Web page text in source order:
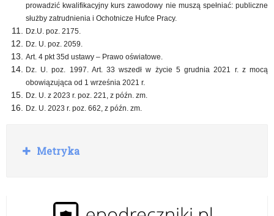
prowadzić kwalifikacyjny kurs zawodowy nie muszą spełniać: publiczne
służby zatrudnienia i Ochotnicze Hufce Pracy.
Dz.U. poz. 2175.
Dz. U. poz. 2059.
Art. 4 pkt 35d ustawy – Prawo oświatowe.
Dz. U. poz. 1997. Art. 33 wszedł w życie 5 grudnia 2021 r. z mocą
obowiązująca od 1 września 2021 r.
Dz. U. z 2023 r. poz. 221, z późn. zm.
Dz. U. 2023 r. poz. 662, z późn. zm.
R
o
Metryka